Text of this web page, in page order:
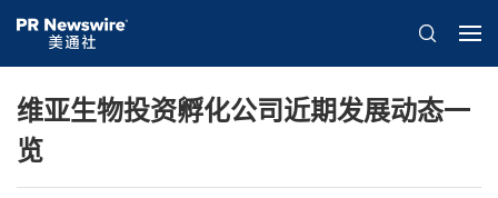
维亚生物投资孵化公司近期发展动态一
览